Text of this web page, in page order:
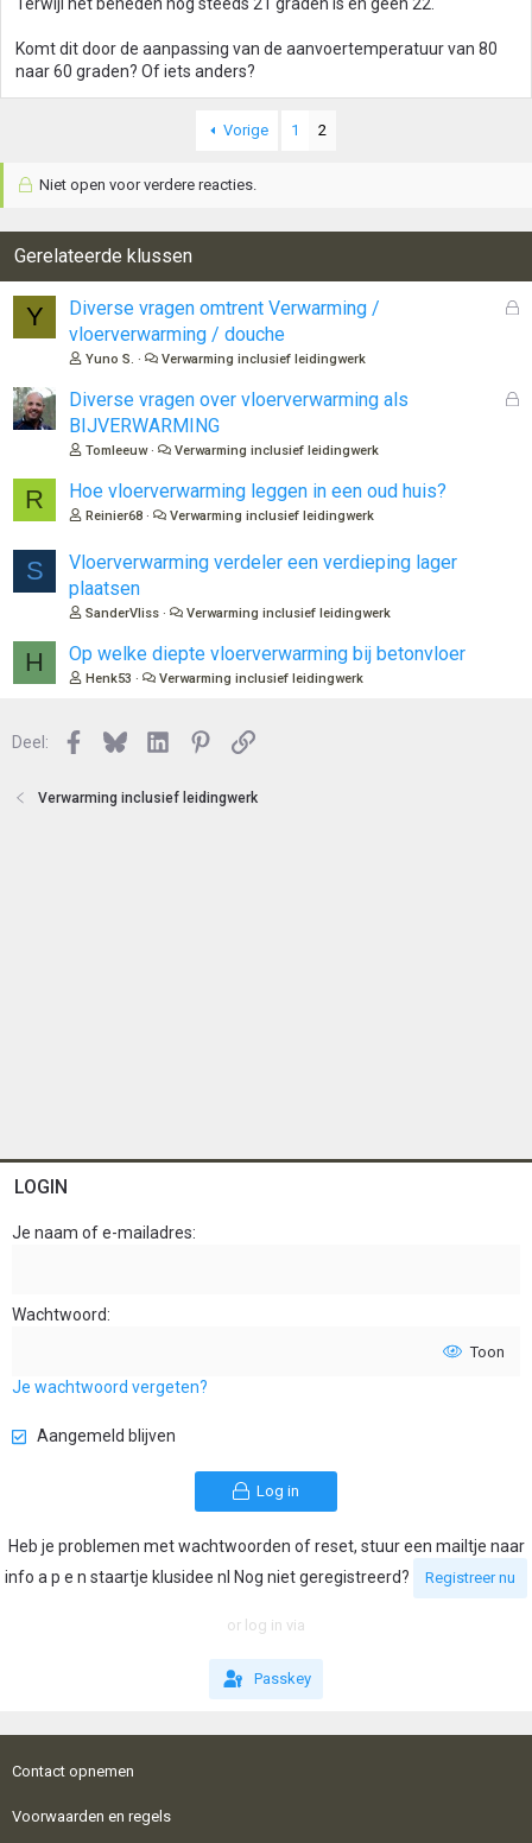
Komt dit door de aanpassing van de aanvoertemperatuur van 80
naar 60 graden? Of iets anders?
Vorige 1 2
Niet open voor verdere reacties.
Gerelateerde klussen
Y
G
o
Diverse vragen omtrent Verwarming /
vloerverwarming / douche
Yuno S. Verwarming inclusief leidingwerk
G
Diverse vragen over vloerverwarming als
BIJVERWARMING
Tomleeuw Verwarming inclusief leidingwerk
R Hoe vloerverwarming leggen in een oud huis?
Reinier68 Verwarming inclusief leidingwerk
S
Vloerverwarming verdeler een verdieping lager
plaatsen
SanderVliss Verwarming inclusief leidingwerk
H Op welke diepte vloerverwarming bij betonvloer
Henk53 Verwarming inclusief leidingwerk
Deel: Facebook
BlueskyLinkedInPinterest
Link
Verwarming inclusief leidingwerk
LOGIN
Je naam of e-mailadres
Wachtwoord
Toon
Je wachtwoord vergeten?
Aangemeld blijven
Log in
Heb je problemen met wachtwoorden of reset, stuur een mailtje naar
info a p e n staartje klusidee nl Nog niet geregistreerd?
Registreer nu
or log in via
Passkey
Contact opnemen
Voorwaarden en regels